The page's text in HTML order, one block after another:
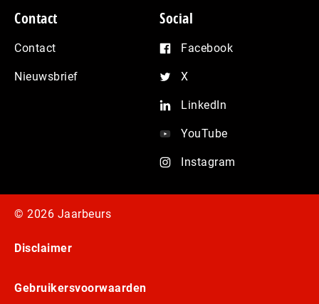
Contact
Contact
Nieuwsbrief
Social
Facebook
X
LinkedIn
YouTube
Instagram
© 2026 Jaarbeurs
Disclaimer
Gebruikersvoorwaarden